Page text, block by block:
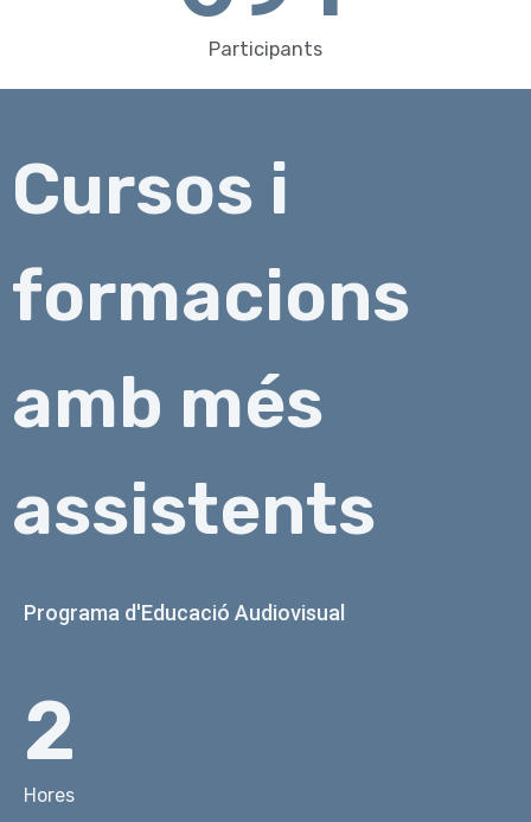
Participants
Cursos i
formacions
amb més
assistents
Programa d'Educació Audiovisual
Hores
2